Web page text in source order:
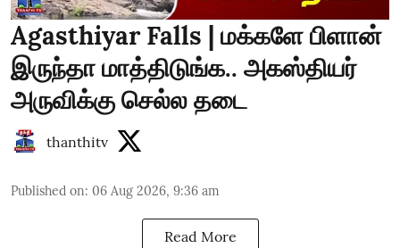
Agasthiyar Falls | மக்களே பிளான்
இருந்தா மாத்திடுங்க.. அகஸ்தியர்
அருவிக்கு செல்ல தடை
thanthitv
Published on: 06 Aug 2026, 9:36 am
Read More